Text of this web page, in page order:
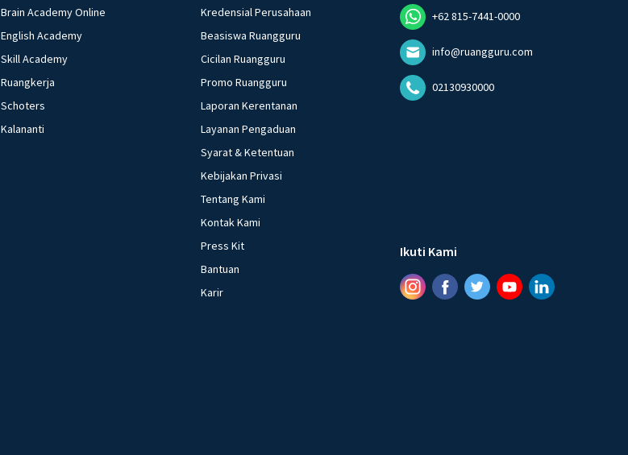
Brain Academy Online
English Academy
Skill Academy
Ruangkerja
Schoters
Kalananti
Kredensial Perusahaan
Beasiswa Ruangguru
Cicilan Ruangguru
Promo Ruangguru
Laporan Kerentanan
Layanan Pengaduan
Syarat & Ketentuan
Kebijakan Privasi
Tentang Kami
Kontak Kami
Press Kit
Bantuan
Karir
+62 815-7441-0000
info@ruangguru.com
02130930000
Ikuti Kami